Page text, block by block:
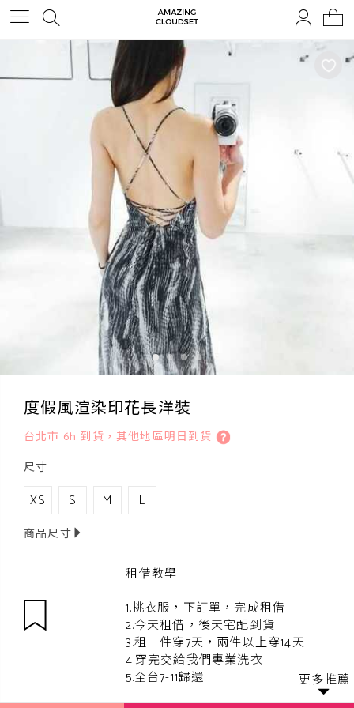
度假風渲染印花長洋裝
台北市 6h 到貨，其他地區明日到貨
尺寸
XS S M L
商品尺寸
租借教學
1.挑衣服，下訂單，完成租借
2.今天租借，後天宅配到貨
3.租一件穿7天，兩件以上穿14天
4.穿完交給我們專業洗衣
5.全台7-11歸還
更多推薦